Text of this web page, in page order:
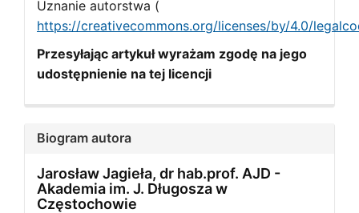
Uznanie autorstwa (
https://creativecommons.org/licenses/by/4.0/
Przesyłając artykuł wyrażam zgodę na jego
udostępnienie na tej licencji
Biogram autora
Jarosław Jagieła, dr hab.prof. AJD -
Akademia im. J. Długosza w
Częstochowie